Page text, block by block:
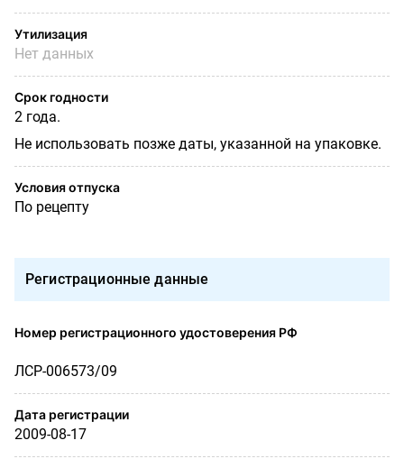
Утилизация
Нет данных
Срок годности
2 года.
Не использовать позже даты, указанной на упаковке.
Условия отпуска
По рецепту
Регистрационные данные
Номер регистрационного удостоверения РФ
ЛСР-006573/09
Дата регистрации
2009-08-17